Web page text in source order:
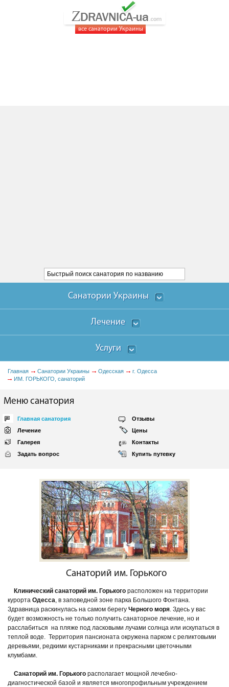
все санатории Украины
Санатории Украины
Лечение
Услуги
Главная Санатории Украины Одесская
г. Одесса
ИМ. ГОРЬКОГО, санаторий
Меню санатория
Главная санатория
Отзывы
Лечение
Цены
Галерея
Контакты
Задать вопрос
Купить путевку
Санаторий им. Горького
Клинический санаторий им. Горького расположен на территории
курорта Одесса, в заповедной зоне парка Большого Фонтана.
Здравница раскинулась на самом берегу Черного моря. Здесь у вас
будет возможность не только получить санаторное лечение, но и
расслабиться на пляже под ласковыми лучами солнца или искупаться в
теплой воде. Территория пансионата окружена парком с реликтовыми
деревьями, редкими кустарниками и прекрасными цветочными
клумбами.
Санаторий им. Горького располагает мощной лечебно-
диагностической базой и является многопрофильным учреждением